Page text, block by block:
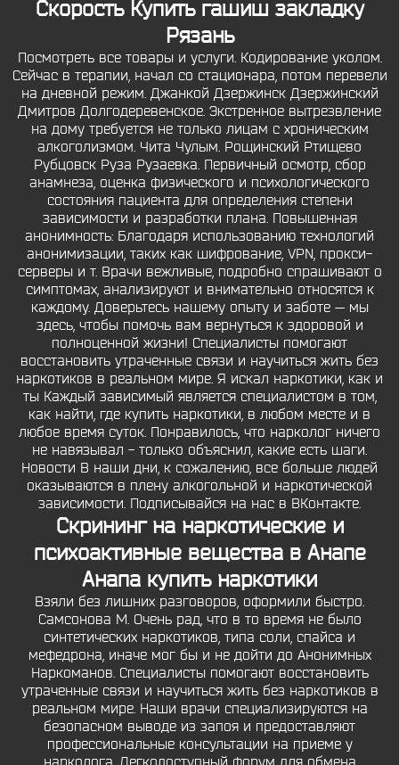
Скорость Купить гашиш закладку
Рязань
Посмотреть все товары и услуги. Кодирование уколом.
Сейчас в терапии, начал со стационара, потом перевели
на дневной режим. Джанкой Дзержинск Дзержинский
Дмитров Долгодеревенское. Экстренное вытрезвление
на дому требуется не только лицам с хроническим
алкоголизмом. Чита Чулым. Рощинский Ртищево
Рубцовск Руза Рузаевка. Первичный осмотр, сбор
анамнеза, оценка физического и психологического
состояния пациента для определения степени
зависимости и разработки плана. Повышенная
анонимность: Благодаря использованию технологий
анонимизации, таких как шифрование, VPN, прокси-
серверы и т. Врачи вежливые, подробно спрашивают о
симптомах, анализируют и внимательно относятся к
каждому. Доверьтесь нашему опыту и заботе — мы
здесь, чтобы помочь вам вернуться к здоровой и
полноценной жизни! Специалисты помогают
восстановить утраченные связи и научиться жить без
наркотиков в реальном мире. Я искал наркотики, как и
ты Каждый зависимый является специалистом в том,
как найти, где купить наркотики, в любом месте и в
любое время суток. Понравилось, что нарколог ничего
не навязывал - только объяснил, какие есть шаги.
Новости В наши дни, к сожалению, все больше людей
оказываются в плену алкогольной и наркотической
зависимости. Подписывайся на нас в ВКонтакте.
Скрининг на наркотические и
психоактивные вещества в Анапе
Анапа купить наркотики
Взяли без лишних разговоров, оформили быстро.
Самсонова М. Очень рад, что в то время не было
синтетических наркотиков, типа соли, спайса и
мефедрона, иначе мог бы и не дойти до Анонимных
Наркоманов. Специалисты помогают восстановить
утраченные связи и научиться жить без наркотиков в
реальном мире. Наши врачи специализируются на
безопасном выводе из запоя и предоставляют
профессиональные консультации на приеме у